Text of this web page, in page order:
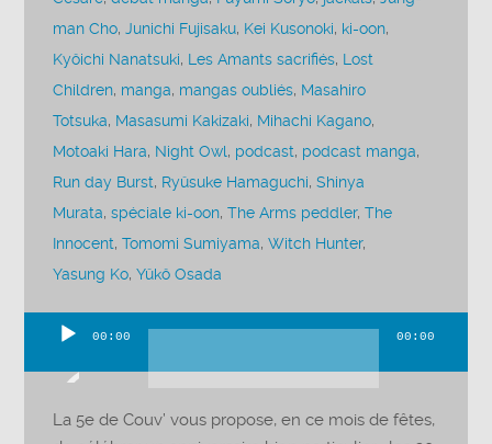
man Cho,Junichi Fujisaku, Kei Kusonoki, ki-oon,
Kyôichi Nanatsuki, Les Amants sacrifiés, Lost
Children, manga, mangas oubliés, Masahiro
Totsuka, Masasumi Kakizaki, Mihachi Kagano,
Motoaki Hara, Night Owl, podcast, podcast manga,
Run day Burst, Ryûsuke Hamaguchi,Shinya
Murata,spéciale ki-oon,The Arms peddler,The
Innocent,Tomomi Sumiyama,Witch Hunter,
Yasung Ko,Yûkô Osada
audio
00:00 00:00
La 5e de Couv’ vous propose, en ce mois de fêtes,